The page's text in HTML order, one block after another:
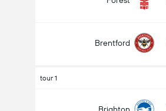
Brentford
tour 1